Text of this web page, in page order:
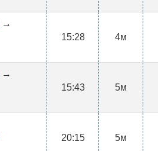
→
15:28 4м
→
15:43 5м
20:15 5м